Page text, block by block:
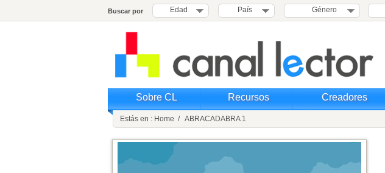
Buscar por Edad País Género
Sobre CL Recursos Creadores
Estás en : Home / ABRACADABRA 1